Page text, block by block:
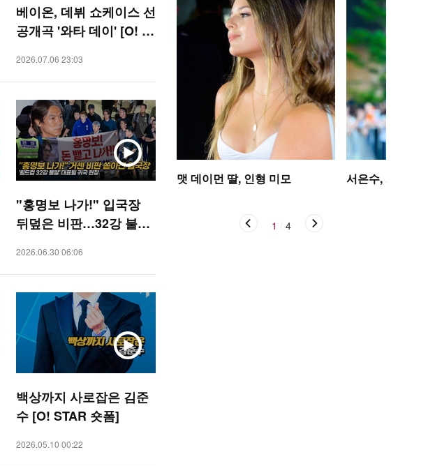
베이온, 데뷔 쇼케이스 선
공개곡 '와타 데이' [O! S
2026.07.06 23:03
"홍명보 나가!" 입국장
뒤덮은 비판…32강 불발
S]
2026.06.30 06:06
백상까지 사로잡은 김준
수 [O! STAR 숏폼]
2026.05.10 00:22
맷 데이먼 딸, 인형 미모 서은수, 사뿐사뿐
1 4